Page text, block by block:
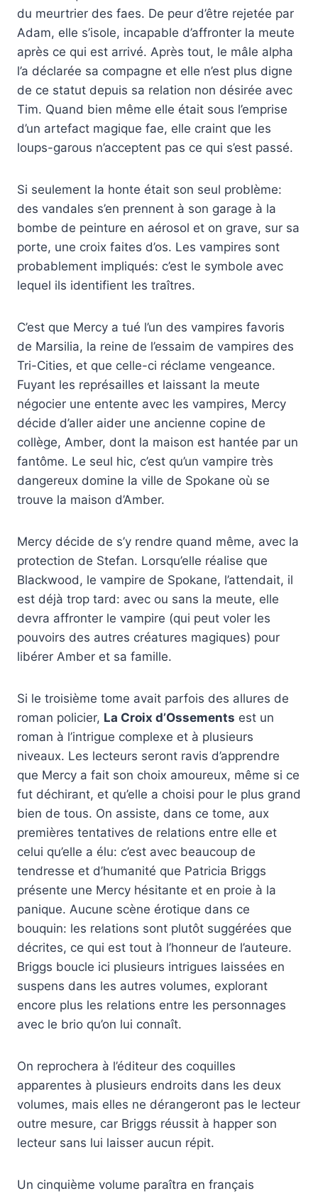
du meurtrier des faes. De peur d’être rejetée par
Adam, elle s’isole, incapable d’affronter la meute
après ce qui est arrivé. Après tout, le mâle alpha
l’a déclarée sa compagne et elle n’est plus digne
de ce statut depuis sa relation non désirée avec
Tim. Quand bien même elle était sous l’emprise
d’un artefact magique fae, elle craint que les
loups-garous n’acceptent pas ce qui s’est passé.
Si seulement la honte était son seul problème:
des vandales s’en prennent à son garage à la
bombe de peinture en aérosol et on grave, sur sa
porte, une croix faites d’os. Les vampires sont
probablement impliqués: c’est le symbole avec
lequel ils identifient les traîtres.
C’est que Mercy a tué l’un des vampires favoris
de Marsilia, la reine de l’essaim de vampires des
Tri-Cities, et que celle-ci réclame vengeance.
Fuyant les représailles et laissant la meute
négocier une entente avec les vampires, Mercy
décide d’aller aider une ancienne copine de
collège, Amber, dont la maison est hantée par un
fantôme. Le seul hic, c’est qu’un vampire très
dangereux domine la ville de Spokane où se
trouve la maison d’Amber.
Mercy décide de s’y rendre quand même, avec la
protection de Stefan. Lorsqu’elle réalise que
Blackwood, le vampire de Spokane, l’attendait, il
est déjà trop tard: avec ou sans la meute, elle
devra affronter le vampire (qui peut voler les
pouvoirs des autres créatures magiques) pour
libérer Amber et sa famille.
Si le troisième tome avait parfois des allures de
roman policier, La Croix d’Ossements est un
roman à l’intrigue complexe et à plusieurs
niveaux. Les lecteurs seront ravis d’apprendre
que Mercy a fait son choix amoureux, même si ce
fut déchirant, et qu’elle a choisi pour le plus grand
bien de tous. On assiste, dans ce tome, aux
premières tentatives de relations entre elle et
celui qu’elle a élu: c’est avec beaucoup de
tendresse et d’humanité que Patricia Briggs
présente une Mercy hésitante et en proie à la
panique. Aucune scène érotique dans ce
bouquin: les relations sont plutôt suggérées que
décrites, ce qui est tout à l’honneur de l’auteure.
Briggs boucle ici plusieurs intrigues laissées en
suspens dans les autres volumes, explorant
encore plus les relations entre les personnages
avec le brio qu’on lui connaît.
On reprochera à l’éditeur des coquilles
apparentes à plusieurs endroits dans les deux
volumes, mais elles ne dérangeront pas le lecteur
outre mesure, car Briggs réussit à happer son
lecteur sans lui laisser aucun répit.
Un cinquième volume paraîtra en français